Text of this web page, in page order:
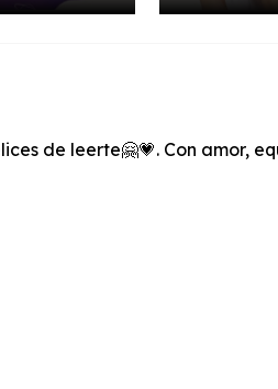
de leerte🤗💗. Con amor,